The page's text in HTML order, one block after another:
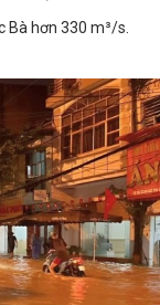
Bà hơn 330 m³/s.